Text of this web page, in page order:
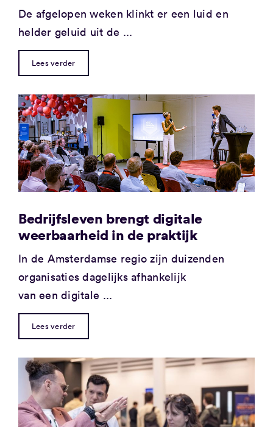
De afgelopen weken klinkt er een luid en
helder geluid uit de ...
Lees verder
Bedrijfsleven brengt digitale
weerbaarheid in de praktijk
In de Amsterdamse regio zijn duizenden
organisaties dagelijks afhankelijk
van een digitale ...
Lees verder